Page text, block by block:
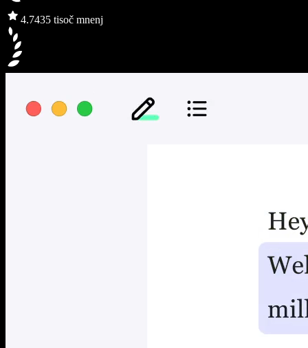
4.7435 tisoč mnenj